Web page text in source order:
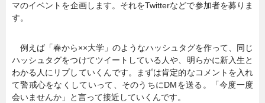
マのイベントを企画します。それをTwitterなどで参加者を募りま
す。
例えば「春から××大学」のようなハッシュタグを作って、同じ
ハッシュタグをつけてツイートしている人や、明らかに新入生と
わかる人にリプしていくんです。まずは肯定的なコメントを入れ
て警戒心をなくしていって、そのうちにDMを送る。「今度一度
会いませんか」と言って接近していくんです。